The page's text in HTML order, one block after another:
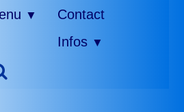
▼
Contact
Infos ▼